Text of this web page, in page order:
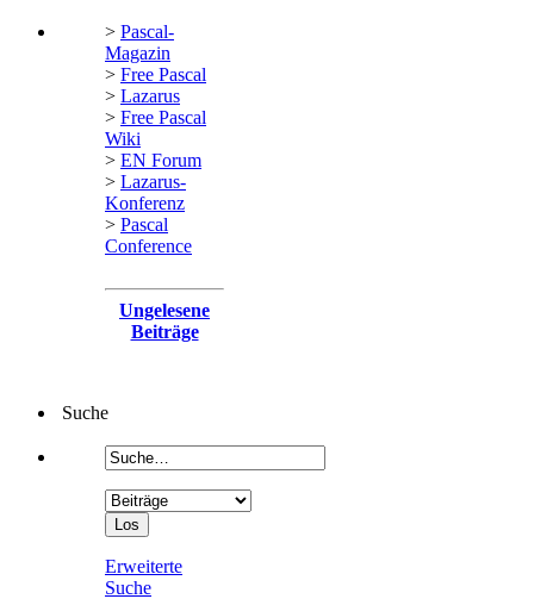
> Pascal-
Magazin
> Free Pascal
> Lazarus
> Free Pascal
Wiki
> EN Forum
> Lazarus-
Konferenz
> Pascal
Conference
Ungelesene
Beiträge
Suche
Erweiterte
Suche